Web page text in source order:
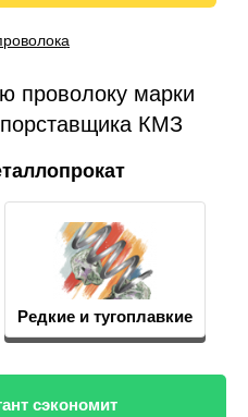
проволоку марки
КМЗ
Редкие и тугоплавкие
металлы
сэкономит